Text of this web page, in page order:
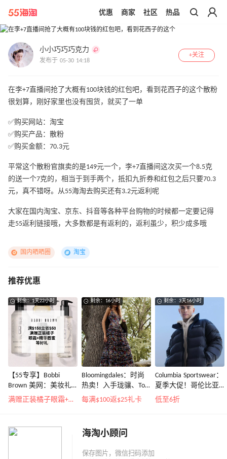
带你去官网买正品
优惠 商家 社区
热品
小小巧巧巧克力
发布于 05-30 14:18
+关注
在李+7直播间抢了大概有100块钱的红包吧，看到花西子的这个散粉
很划算，刚好家里也没有囤货，就买了一单
✅购买网站：淘宝
✅购买产品：散粉
✅购买金额：70.3元
平常这个散粉官旗卖的是149元一个，李+7直播间这次买一个8.5克
的送一个7克的，相当于到手两个，抵扣九折券和红包之后只要70.3
元，真不错呀。从55海淘去购买还有3.2元返利呢
大家在国内淘宝、京东、抖音等各种平台购物的时候都一定要记得
走55返利链接哦，大多数都是有返利的，返利虽少，积少成多哦
国内晒晒圈 淘宝
推荐优惠
剩余：1天22小时
【55专享】Bobbi
Brown 美网：美妆礼
遇！满$150立省$50
满赠正装橘子眼霜+精华唇蜜等好礼
剩余：16小时
Bloomingdales：时尚
热卖！入手珑骧、Tory
Burch、拉夫劳伦等
每满$100返$25礼卡
剩余：3天16小时
Columbia Sportswear：
夏季大促！哥伦比亚
运动热卖
低至6折
海淘小顾问